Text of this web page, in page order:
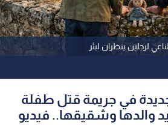
لرجلين ينظران لبئر
في جريمة قتل طفلة
والدها وشقيقها.. فيديو